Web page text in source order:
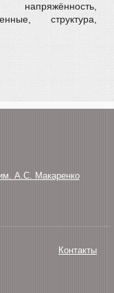
напряжённость,
структура,
А.С. Макаренко
Контакты